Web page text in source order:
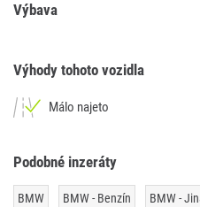
Výbava
Výhody tohoto vozidla
Málo najeto
Podobné inzeráty
BMW BMW - Benzín BMW -